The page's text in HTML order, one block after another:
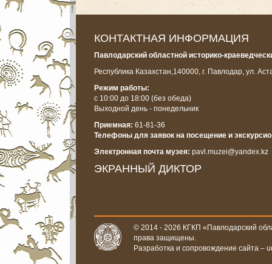
КОНТАКТНАЯ ИНФОРМАЦИЯ
Павлодарский областной историко-
Республика Казахстан,140000, г. Павлодар, ул.
Режим работы:
с 10:00 до 18:00 (без обеда)
Выходной день - понедельник
Приемная: 61-81-36
Телефоны для заявок на посещение и
Электронная почта музея: pavl.muzei@yandex.kz
ЭКРАННЫЙ ДИКТОР
© 2014 - 2026 КГКП «Павлодарский
права защищены.
Разработка и сопровождение сайта –